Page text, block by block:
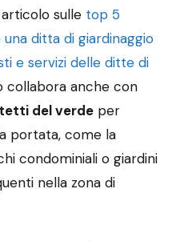
sulle top 5
ditta di giardinaggio
e servizi delle ditte di
collabora anche con
del verde per
portata, come la
condominiali o giardini
nella zona di